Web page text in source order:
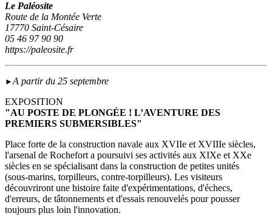
Le Paléosite
Route de la Montée Verte
17770 Saint-Césaire
05 46 97 90 90
https://paleosite.fr
►A partir du 25 septembre
EXPOSITION
"AU POSTE DE PLONGÉE ! L’AVENTURE DES
PREMIERS SUBMERSIBLES"
Place forte de la construction navale aux XVIIe et XVIIIe siècles,
l'arsenal de Rochefort a poursuivi ses activités aux XIXe et XXe
siècles en se spécialisant dans la construction de petites unités
(sous‑marins, torpilleurs, contre-torpilleurs). Les visiteurs
découvriront une histoire faite d'expérimentations, d'échecs,
d'erreurs, de tâtonnements et d'essais renouvelés pour pousser
toujours plus loin l'innovation.